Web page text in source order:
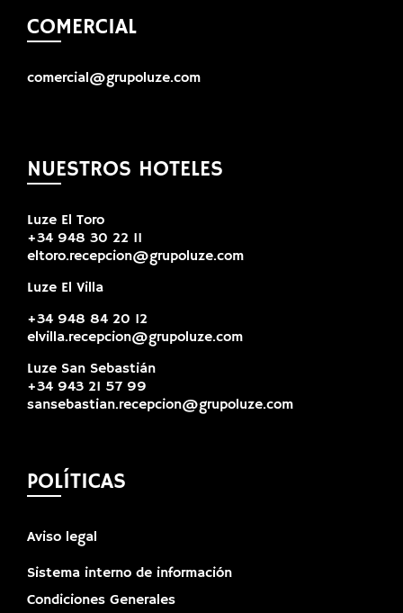
COMERCIAL
comercial@grupoluze.com
NUESTROS HOTELES
Luze El Toro
+34 948 30 22 11
eltoro.recepcion@grupoluze.com
Luze El Villa
+34 948 84 20 12
elvilla.recepcion@grupoluze.com
Luze San Sebastián
+34 943 21 57 99
sansebastian.recepcion@grupoluze.com
POLÍTICAS
Aviso legal
Sistema interno de información
Condiciones Generales